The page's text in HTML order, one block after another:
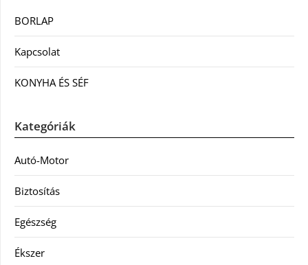
BORLAP
Kapcsolat
KONYHA ÉS SÉF
Kategóriák
Autó-Motor
Biztosítás
Egészség
Ékszer